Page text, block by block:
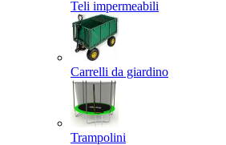
Teli impermeabili
Carrelli da giardino
Trampolini